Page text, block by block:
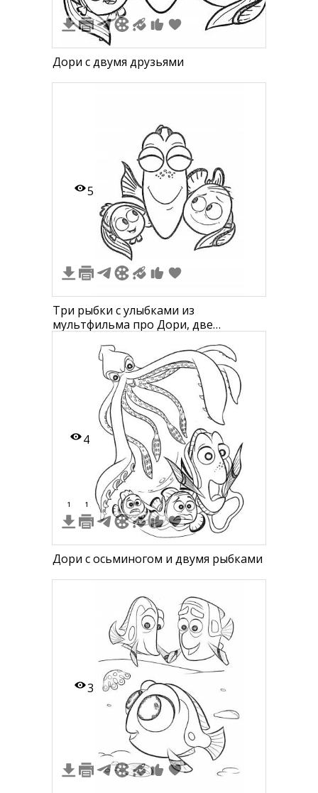
1
Дори с двумя друзьями
5
Три рыбки с улыбками из
мультфильма про Дори, две
закрыты
4
1 1
Дори с осьминогом и двумя рыбками
3